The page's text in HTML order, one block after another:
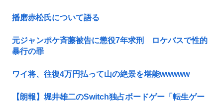
播磨赤松氏について語る
元ジャンポケ斉藤被告に懲役7年求刑 ロケバスで性的
暴行の罪
ワイ将、往復4万円払って山の絶景を堪能wwwww
【朗報】堀井雄二のSwitch独占ボードゲー「転生ゲー